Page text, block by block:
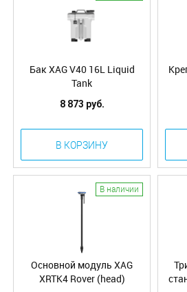
Бак XAG V40 16L Liquid
Tank
8 873 руб.
В КОРЗИНУ
В наличии
Основной модуль XAG
XRTK4 Rover (head)